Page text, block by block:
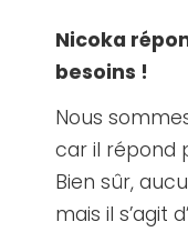
Nicoka
besoins !
Nous
car il répond
Bien sûr,
mais il s’agit